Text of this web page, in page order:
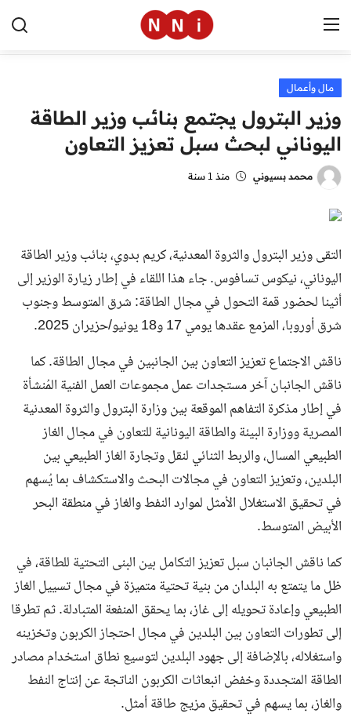
الرئيسية
اخبار مصر
العالم
تقنية
التعليم
مال وأعمال
وزير البترول يجتمع بنائب وزير الطاقة
اليوناني لبحث سبل تعزيز التعاون
محمد بسيوني منذ 1 سنة
التقى وزير البترول والثروة المعدنية، كريم بدوي، بنائب وزير الطاقة
اليوناني، نيكوس تسافوس. جاء هذا اللقاء في إطار زيارة الوزير إلى
أثينا لحضور قمة التحول في مجال الطاقة: شرق المتوسط وجنوب
شرق أوروبا، المزمع عقدها يومي 17 و18 يونيو/حزيران 2025.
ناقش الاجتماع تعزيز التعاون بين الجانبين في مجال الطاقة. كما
ناقش الجانبان آخر مستجدات عمل مجموعات العمل الفنية المُنشأة
في إطار مذكرة التفاهم الموقعة بين وزارة البترول والثروة المعدنية
المصرية ووزارة البيئة والطاقة اليونانية للتعاون في مجال الغاز
الطبيعي المسال، والربط الثنائي لنقل وتجارة الغاز الطبيعي بين
البلدين، وتعزيز التعاون في مجالات البحث والاستكشاف بما يُسهم
في تحقيق الاستغلال الأمثل لموارد النفط والغاز في منطقة البحر
الأبيض المتوسط.
كما ناقش الجانبان سبل تعزيز التكامل بين البنى التحتية للطاقة، في
ظل ما يتمتع به البلدان من بنية تحتية متميزة في مجال تسييل الغاز
الطبيعي وإعادة تحويله إلى غاز، بما يحقق المنفعة المتبادلة. ثم تطرقا
إلى تطورات التعاون بين البلدين في مجال احتجاز الكربون وتخزينه
واستغلاله، بالإضافة إلى جهود البلدين لتوسيع نطاق استخدام مصادر
الطاقة المتجددة وخفض انبعاثات الكربون الناتجة عن إنتاج النفط
والغاز، بما يسهم في تحقيق مزيج طاقة أمثل.